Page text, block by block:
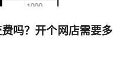
吗？开个网店需要多